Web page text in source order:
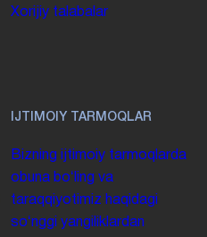
Xorijiy talabalar
IJTIMOIY TARMOQLAR
Bizning ijtimoiy tarmoqlarda
obuna boʻling va
taraqqiyotimiz haqidagi
soʻnggi yangiliklardan